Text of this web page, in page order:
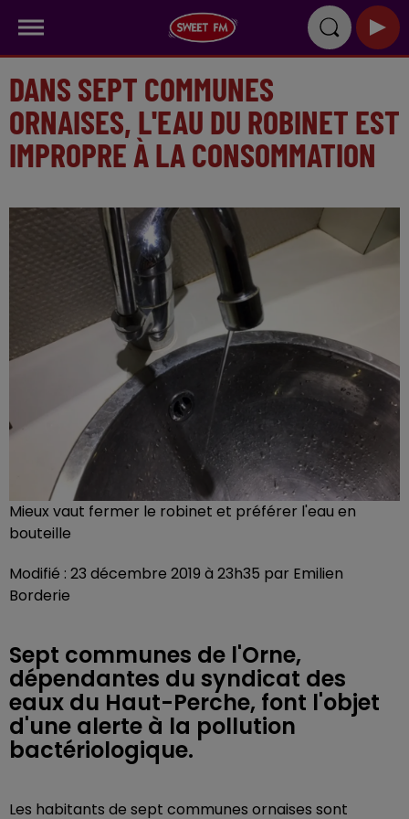
DANS SEPT COMMUNES
ORNAISES, L'EAU DU ROBINET EST
IMPROPRE À LA CONSOMMATION
Mieux vaut fermer le robinet et préférer l'eau en
bouteille
Modifié : 23 décembre 2019 à 23h35 par Emilien
Borderie
Sept communes de l'Orne,
dépendantes du syndicat des
eaux du Haut-Perche, font l'objet
d'une alerte à la pollution
bactériologique.
Les habitants de sept communes ornaises sont